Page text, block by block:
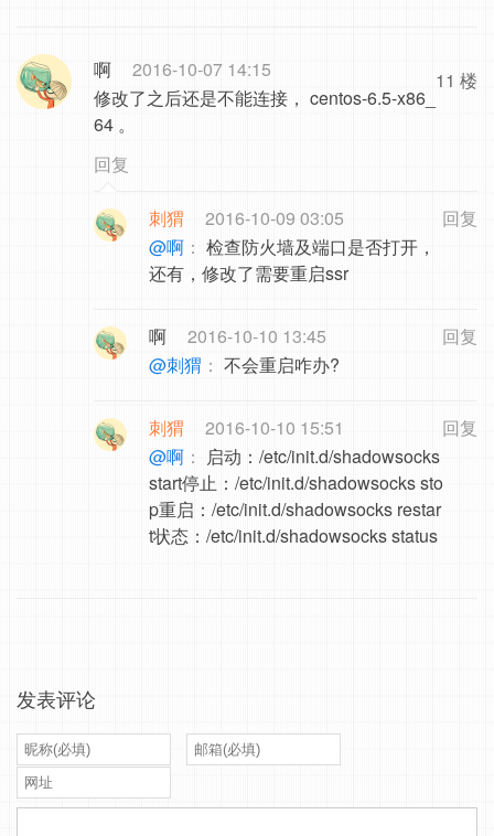
11 楼
啊
2016-10-07 14:15
修改了之后还是不能连接， centos-6.5-x86_
64 。
回复
回复
刺猬
2016-10-09 03:05
@啊 ： 检查防火墙及端口是否打开，
还有，修改了需要重启ssr
回复
啊
2016-10-10 13:45
@刺猬 ： 不会重启咋办?
回复
刺猬
2016-10-10 15:51
@啊 ： 启动：/etc/init.d/shadowsocks
start停止：/etc/init.d/shadowsocks sto
p重启：/etc/init.d/shadowsocks restar
t状态：/etc/init.d/shadowsocks status
发表评论